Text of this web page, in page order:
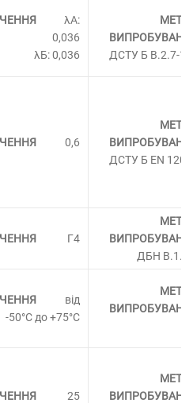
λА:
0,036
λБ: 0,036
ДСТУ Б В.2.7-
0,6
ДСТУ Б EN
Г4
ДБН
від
-50°C до +75°C
25